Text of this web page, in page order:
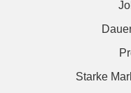
Starke